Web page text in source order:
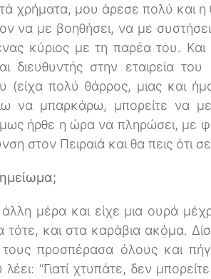
χρήματα, μου άρεσε πολύ και
να με βοηθήσει, να με
κύριος με τη παρέα του.
διευθυντής στην εταιρεία
πολύ θάρρος, μιας και
να μπαρκάρω, μπορείτε να
ήρθε η ώρα να πληρώσει, με
στον Πειραιά και θα πεις ότι
μέρα και είχε μια ουρά
και στα καράβια ακόμα.
προσπέρασα όλους και
“Γιατί χτυπάτε, δεν